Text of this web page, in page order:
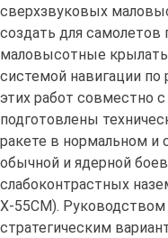
сверхзвуковых
создать для самолетов
маловысотные
системой навигации
этих работ совместно
подготовлены
ракете в нормальном и
обычной и ядерной
слабоконтрастных
Х-55СМ).
стратегическим